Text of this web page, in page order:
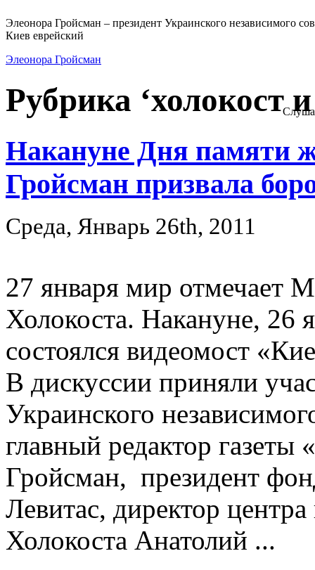
Элеонора Гройсман – президент Украинского независимого
Киев еврейский
Элеонора Гройсман
Рубрика ‘холокост
Накануне Дня памяти
Гройсман призвала
Среда, Январь 26th, 2011
27 января мир отмечает
Холокоста. Накануне, 26
состоялся видеомост
В дискуссии приняли
Украинского
главный редактор
Гройсман, президент
Левитас, директор
Холокоста Анатолий ...